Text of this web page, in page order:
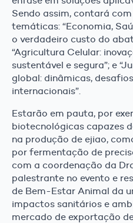
Sendo assim, contará
temáticas: “Economia,
o verdadeiro custo do
“Agricultura Celular:
sustentável e segura”; e
global: dinâmicas,
internacionais”.
Estarão em pauta, por
biotecnológicas capazes
na produção de ejiao,
por fermentação de
com a coordenação da
palestrante no evento e
de Bem-Estar Animal da
impactos sanitários e
mercado de exportação